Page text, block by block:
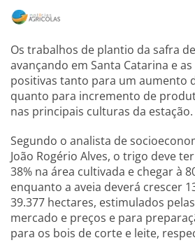
Os trabalhos de plantio da safra
avançando em Santa Catarina e
positivas tanto para um aumento
quanto para incremento de
nas principais culturas da estação.
Segundo o analista de
João Rogério Alves, o trigo deve
38% na área cultivada e chegar à
enquanto a aveia deverá crescer
39.377 hectares, estimulados
mercado e preços e para
para os bois de corte e leite,